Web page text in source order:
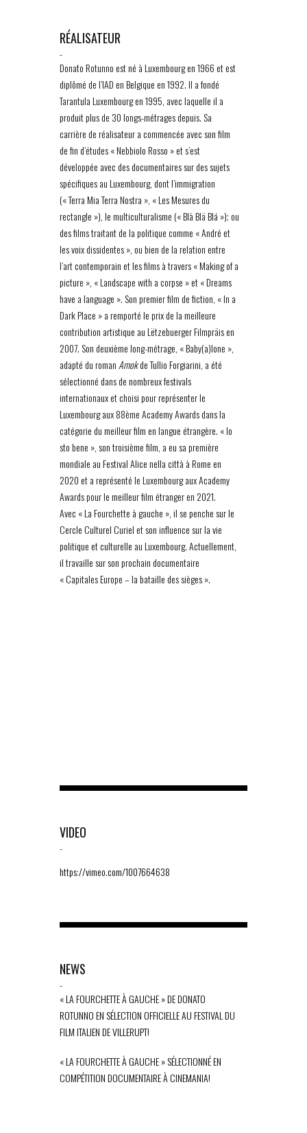
RÉALISATEUR
-
Donato Rotunno est né à Luxembourg en 1966 et est
diplômé de l’IAD en Belgique en 1992. Il a fondé
Tarantula Luxembourg en 1995, avec laquelle il a
produit plus de 30 longs-métrages depuis. Sa
carrière de réalisateur a commencée avec son film
de fin d’études « Nebbiolo Rosso » et s’est
développée avec des documentaires sur des sujets
spécifiques au Luxembourg, dont l’immigration
(« Terra Mia Terra Nostra », « Les Mesures du
rectangle »), le multiculturalisme (« Blà Blä Blá »); ou
des films traitant de la politique comme « André et
les voix dissidentes », ou bien de la relation entre
l’art contemporain et les films à travers « Making of a
picture », « Landscape with a corpse » et « Dreams
have a language ». Son premier film de fiction, « In a
Dark Place » a remporté le prix de la meilleure
contribution artistique au Lëtzebuerger Filmpräis en
2007. Son deuxième long-métrage, « Baby(a)lone »,
adapté du roman Amokde Tullio Forgiarini, a été
sélectionné dans de nombreux festivals
internationaux et choisi pour représenter le
Luxembourg aux 88ème Academy Awards dans la
catégorie du meilleur film en langue étrangère. « Io
sto bene », son troisième film, a eu sa première
mondiale au Festival Alice nella città à Rome en
2020 et a représenté le Luxembourg aux Academy
Awards pour le meilleur film étranger en 2021.
Avec « La Fourchette à gauche », il se penche sur le
Cercle Culturel Curiel et son influence sur la vie
politique et culturelle au Luxembourg. Actuellement,
il travaille sur son prochain documentaire
« Capitales Europe – la bataille des sièges ».
VIDEO
-
https://vimeo.com/1007664638
NEWS
-
« LA FOURCHETTE À GAUCHE » DE DONATO
ROTUNNO EN SÉLECTION OFFICIELLE AU FESTIVAL DU
FILM ITALIEN DE VILLERUPT!
« LA FOURCHETTE À GAUCHE » SÉLECTIONNÉ EN
COMPÉTITION DOCUMENTAIRE À CINEMANIA!